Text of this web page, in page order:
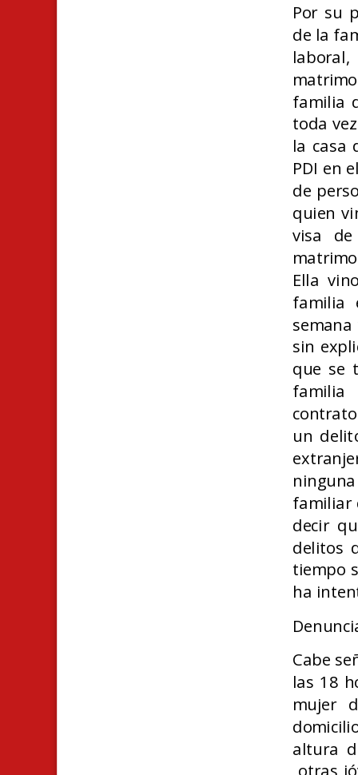
Por su
de la
familia
toda
la casa
PDI en
de
quien
visa
Ella
familia
sin
que se
familia
un
familiar
decir
delitos
tiempo
ha
Cabe
las 18
mujer
altura